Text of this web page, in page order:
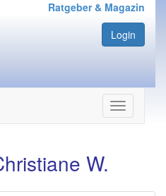
Ratgeber & Magazin
Login
Navigation
ein-/
W.